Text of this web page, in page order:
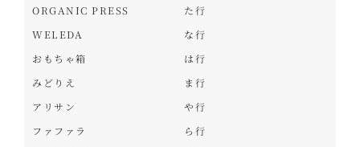
ORGANIC PRESS
WELEDA
おもちゃ箱
みどりえ
アリサン
ファファラ
た行
な行
は行
ま行
や行
ら行